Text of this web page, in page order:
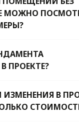
МОЖНО
ПРОЕКТЕ?
В